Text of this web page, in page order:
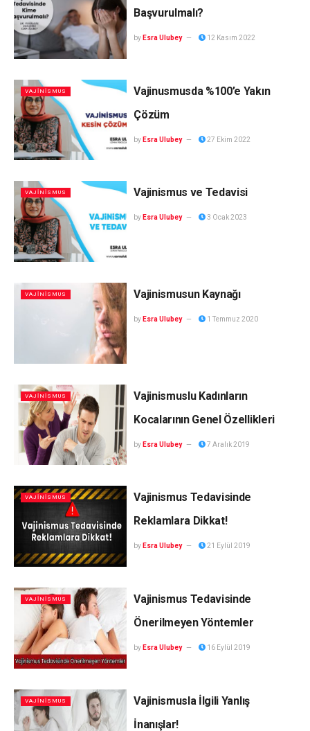
Başvurulmalı?
by Esra Ulubey 12 Kasım 2022
VAJINISMUS
Vajinusmusda %100’e Yakın
Çözüm
by Esra Ulubey 27 Ekim 2022
VAJINISMUS Vajinismus ve Tedavisi
by Esra Ulubey 3 Ocak 2023
VAJINISMUS Vajinismusun Kaynağı
by Esra Ulubey 1 Temmuz 2020
VAJINISMUS
Vajinismuslu Kadınların
Kocalarının Genel Özellikleri
by Esra Ulubey 7 Aralık 2019
VAJINISMUS
Vajinismus Tedavisinde
Reklamlara Dikkat!
by Esra Ulubey 21 Eylül 2019
VAJINISMUS
Vajinismus Tedavisinde
Önerilmeyen Yöntemler
by Esra Ulubey 16 Eylül 2019
VAJINISMUS
Vajinismusla İlgili Yanlış
İnanışlar!